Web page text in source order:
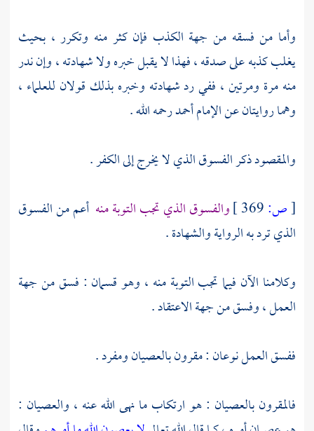
وأما من فسقه من جهة الكذب فإن كثر منه وتكرر ، بحيث
يغلب كذبه على صدقه ، فهذا لا يقبل خبره ولا شهادته ، وإن ندر
منه مرة ومرتين ، ففي رد شهادته وخبره بذلك قولان للعلماء ،
وهما روايتان عن الإمامأحمدرحمه الله .
والمقصود ذكر الفسوق الذي لا يخرج إلى الكفر .
[ص: والفسوق الذي تجب التوبة منه أعم من الفسوق
الذي ترد به الرواية والشهادة .
وكلامنا الآن فيما تجب التوبة منه ، وهو قسمان : فسق من جهة
العمل ، وفسق من جهة الاعتقاد .
ففسق العمل نوعان : مقرون بالعصيان ومفرد .
فالمقرون بالعصيان : هو ارتكاب ما نهى الله عنه ، والعصيان :